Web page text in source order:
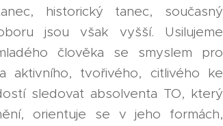
historický tanec, současný
jsou však vyšší. Usilujeme
člověka se smyslem pro
aktivního, tvořivého, citlivého ke
sledovat absolventa TO, který
orientuje se v jeho formách,